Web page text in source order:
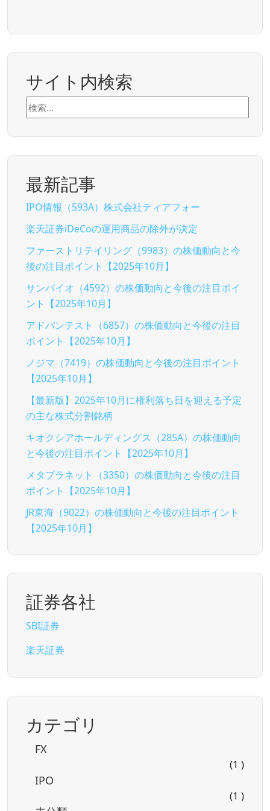
サイト内検索
検
索:
最新記事
IPO情報（593A）株式会社ティアフォー
楽天証券iDeCoの運用商品の除外が決定
ファーストリテイリング（9983）の株価動向と今
後の注目ポイント【2025年10月】
サンバイオ（4592）の株価動向と今後の注目ポイ
ント【2025年10月】
アドバンテスト（6857）の株価動向と今後の注目
ポイント【2025年10月】
ノジマ（7419）の株価動向と今後の注目ポイント
【2025年10月】
【最新版】2025年10月に権利落ち日を迎える予定
の主な株式分割銘柄
キオクシアホールディングス（285A）の株価動向
と今後の注目ポイント【2025年10月】
メタプラネット（3350）の株価動向と今後の注目
ポイント【2025年10月】
JR東海（9022）の株価動向と今後の注目ポイント
【2025年10月】
証券各社
SBI証券
楽天証券
カテゴリ
FX
(1 )
IPO
(1 )